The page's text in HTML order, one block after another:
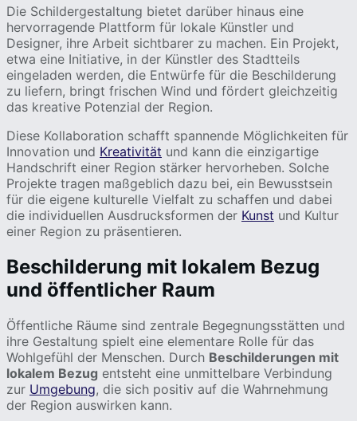
Die Schildergestaltung bietet darüber hinaus eine
hervorragende Plattform für lokale Künstler und
Designer, ihre Arbeit sichtbarer zu machen. Ein Projekt,
etwa eine Initiative, in der Künstler des Stadtteils
eingeladen werden, die Entwürfe für die Beschilderung
zu liefern, bringt frischen Wind und fördert gleichzeitig
das kreative Potenzial der Region.
Diese Kollaboration schafft spannende Möglichkeiten für
Innovation und Kreativität und kann die einzigartige
Handschrift einer Region stärker hervorheben. Solche
Projekte tragen maßgeblich dazu bei, ein Bewusstsein
für die eigene kulturelle Vielfalt zu schaffen und dabei
die individuellen Ausdrucksformen der Kunst und Kultur
einer Region zu präsentieren.
Beschilderung mit lokalem Bezug
und öffentlicher Raum
Öffentliche Räume sind zentrale Begegnungsstätten und
ihre Gestaltung spielt eine elementare Rolle für das
Wohlgefühl der Menschen. Durch Beschilderungen mit
lokalem Bezug entsteht eine unmittelbare Verbindung
zur Umgebung, die sich positiv auf die Wahrnehmung
der Region auswirken kann.